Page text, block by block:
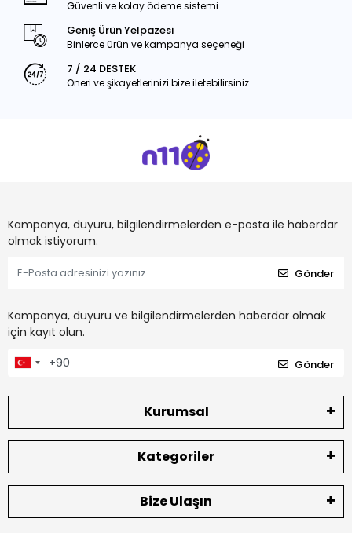
Güvenli ve kolay ödeme sistemi
Geniş Ürün Yelpazesi
Binlerce ürün ve kampanya seçeneği
7 / 24 DESTEK
Öneri ve şikayetlerinizi bize iletebilirsiniz.
Kampanya, duyuru, bilgilendirmelerden e-posta ile haberdar
olmak istiyorum.
Gönder
Kampanya, duyuru ve bilgilendirmelerden haberdar olmak
için kayıt olun.
Gönder
Kurumsal
Kategoriler
Bize Ulaşın